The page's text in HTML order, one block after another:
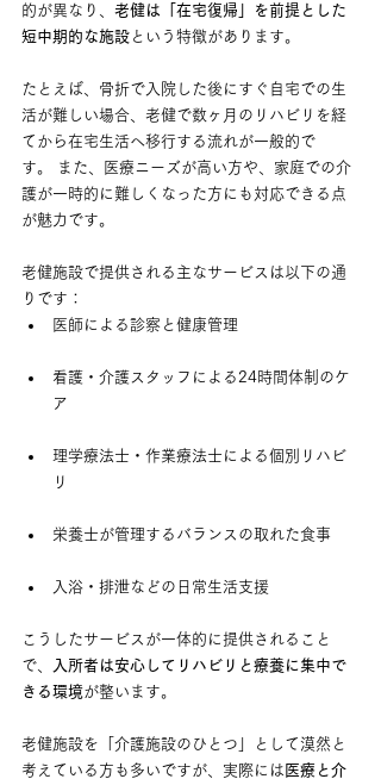
的が異なり、 老健は「在宅復帰」を前提とした
短中期的な施設 という特徴があります。
たとえば、骨折で入院した後にすぐ自宅での生
活が難しい場合、老健で数ヶ月のリハビリを経
てから在宅生活へ移行する流れが一般的で
す。 また、医療ニーズが高い方や、家庭での介
護が一時的に難しくなった方にも対応できる点
が魅力です。
老健施設で提供される主なサービスは以下の通
りです：
医師による診察と健康管理
看護・介護スタッフによる24時間体制のケ
ア
理学療法士・作業療法士による個別リハビ
リ
栄養士が管理するバランスの取れた食事
入浴・排泄などの日常生活支援
こうしたサービスが一体的に提供されること
で、
入所者は安心してリハビリと療養に集中で
きる環境が整います。
老健施設を「介護施設のひとつ」として漠然と
考えている方も多いですが、実際には 医療と介